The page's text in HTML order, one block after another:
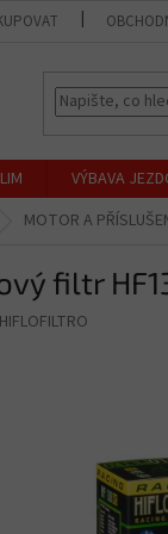
VÝBAVA
MOTOR A
filtr
HIFLOFILTRO